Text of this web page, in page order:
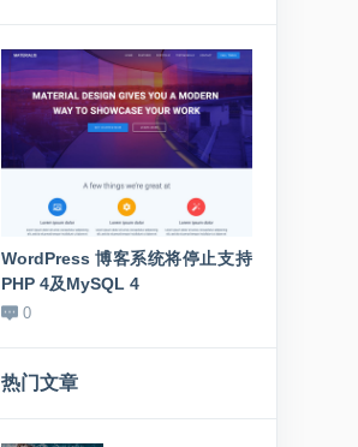
WordPress 博客系统将停止支持
PHP 4及MySQL 4
0
新站该如何
热门文章